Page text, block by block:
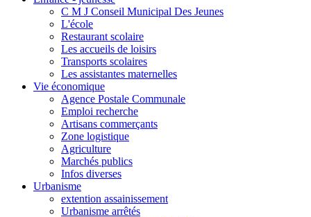
C M J Conseil Municipal Des Jeunes
L'école
Restaurant scolaire
Les accueils de loisirs
Transports scolaires
Les assistantes maternelles
Vie économique
Agence Postale Communale
Emploi recherche
Artisans commerçants
Zone logistique
Agriculture
Marchés publics
Infos diverses
Urbanisme
extention assainissement
Urbanisme arrêtés